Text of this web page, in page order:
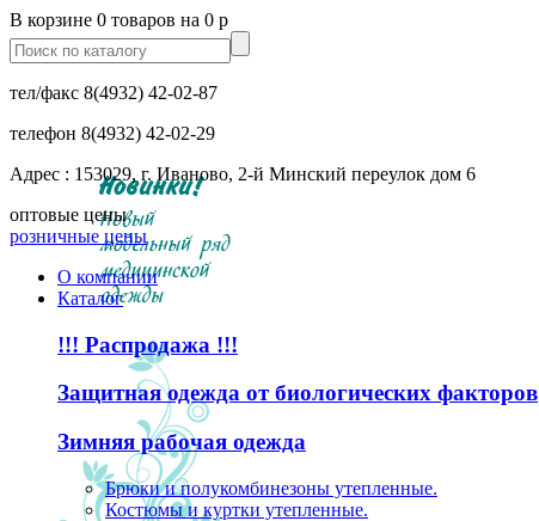
В корзине 0 товаров на 0 р
тел/факс 8(4932) 42-02-87
телефон 8(4932) 42-02-29
Адрес : 153029, г. Иваново, 2-й Минский переулок дом 6
оптовые цены
розничные цены
О компании
Каталог
!!! Распродажа !!!
Защитная одежда от биологических факторов
Зимняя рабочая одежда
Брюки и полукомбинезоны утепленные.
Костюмы и куртки утепленные.